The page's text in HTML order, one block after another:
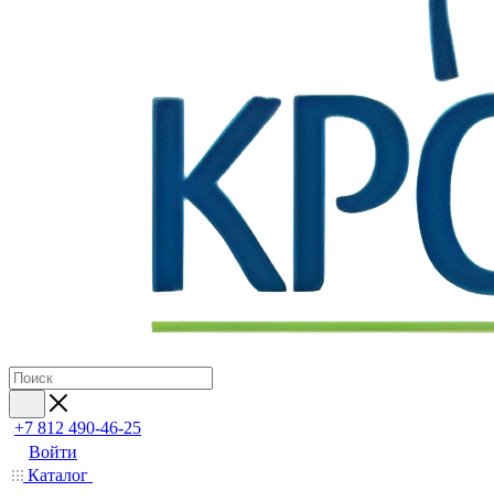
+7 812 490-46-25
Войти
Каталог